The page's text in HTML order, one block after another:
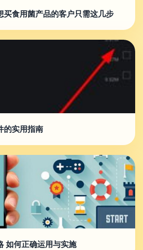
买食用菌产品的客户只需这几步
的实用指南
如何正确运用与实施